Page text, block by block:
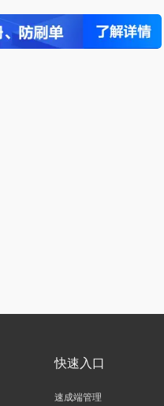
快速入口
速成端管理